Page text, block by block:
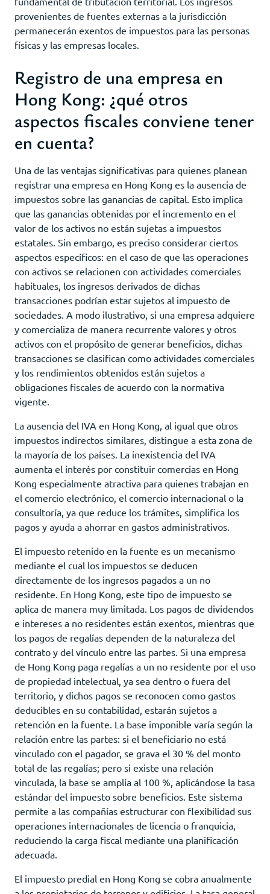
provenientes de fuentes externas a la jurisdicción
permanecerán exentos de impuestos para las personas
físicas y las empresas locales.
Registro de una empresa en
Hong Kong: ¿qué otros
aspectos fiscales conviene tener
en cuenta?
Una de las ventajas significativas para quienes planean
registrar una empresa en Hong Kong es la ausencia de
impuestos sobre las ganancias de capital. Esto implica
que las ganancias obtenidas por el incremento en el
valor de los activos no están sujetas a impuestos
estatales. Sin embargo, es preciso considerar ciertos
aspectos específicos: en el caso de que las operaciones
con activos se relacionen con actividades comerciales
habituales, los ingresos derivados de dichas
transacciones podrían estar sujetos al impuesto de
sociedades. A modo ilustrativo, si una empresa adquiere
y comercializa de manera recurrente valores y otros
activos con el propósito de generar beneficios, dichas
transacciones se clasifican como actividades comerciales
y los rendimientos obtenidos están sujetos a
obligaciones fiscales de acuerdo con la normativa
vigente.
La ausencia del IVA en Hong Kong, al igual que otros
impuestos indirectos similares, distingue a esta zona de
la mayoría de los países. La inexistencia del IVA
aumenta el interés por constituir comercias en Hong
Kong especialmente atractiva para quienes trabajan en
el comercio electrónico, el comercio internacional o la
consultoría, ya que reduce los trámites, simplifica los
pagos y ayuda a ahorrar en gastos administrativos.
El impuesto retenido en la fuente es un mecanismo
mediante el cual los impuestos se deducen
directamente de los ingresos pagados a un no
residente. En Hong Kong, este tipo de impuesto se
aplica de manera muy limitada. Los pagos de dividendos
e intereses a no residentes están exentos, mientras que
los pagos de regalías dependen de la naturaleza del
contrato y del vínculo entre las partes. Si una empresa
de Hong Kong paga regalías a un no residente por el uso
de propiedad intelectual, ya sea dentro o fuera del
territorio, y dichos pagos se reconocen como gastos
deducibles en su contabilidad, estarán sujetos a
retención en la fuente. La base imponible varía según la
relación entre las partes: si el beneficiario no está
vinculado con el pagador, se grava el 30 % del monto
total de las regalías; pero si existe una relación
vinculada, la base se amplía al 100 %, aplicándose la tasa
estándar del impuesto sobre beneficios. Este sistema
permite a las compañías estructurar con flexibilidad sus
operaciones internacionales de licencia o franquicia,
reduciendo la carga fiscal mediante una planificación
adecuada.
El impuesto predial en Hong Kong se cobra anualmente